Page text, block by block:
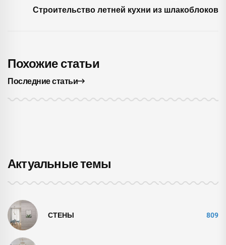
Строительство летней кухни из шлакоблоков
Похожие статьи
Последние статьи
Актуальные темы
СТЕНЫ 809